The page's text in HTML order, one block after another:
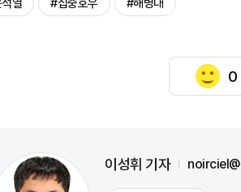
열 #집중호우 #해병대
0
이성휘 기자